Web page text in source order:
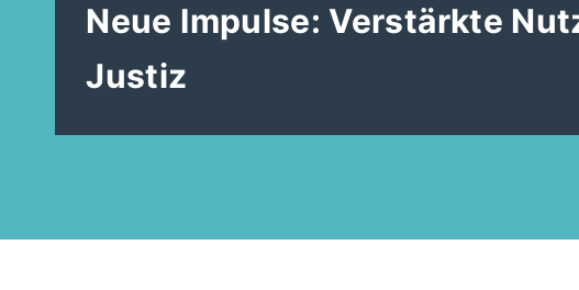
Neue Impulse: Verstärkte
Justiz